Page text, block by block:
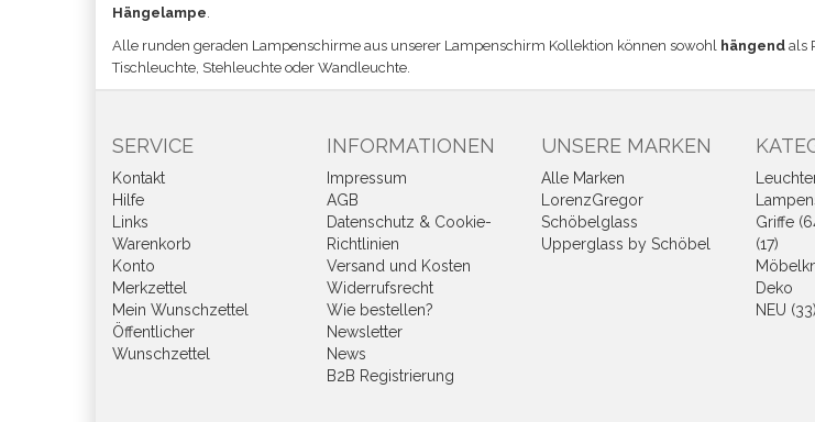
Hängelampe.
Alle runden geraden Lampenschirme aus unserer Lampenschirm Kollektion können sowohl hängend als
Tischleuchte, Stehleuchte oder Wandleuchte.
SERVICE
Kontakt
Hilfe
Links
Warenkorb
Konto
Merkzettel
Mein Wunschzettel
Öffentlicher
Wunschzettel
INFORMATIONEN
Impressum
AGB
Datenschutz & Cookie-
Richtlinien
Versand und Kosten
Widerrufsrecht
Wie bestellen?
Newsletter
News
B2B Registrierung
UNSERE MARKEN
Alle Marken
LorenzGregor
Schöbelglass
Upperglass by Schöbel
Griffe
(17)
Deko
NEU (33)